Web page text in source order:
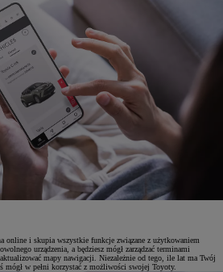
online i skupia wszystkie funkcje związane z użytkowaniem
urządzenia, a będziesz mógł zarządzać terminami
mapy nawigacji. Niezależnie od tego, ile lat ma Twój
mógł w pełni korzystać z możliwości swojej Toyoty.